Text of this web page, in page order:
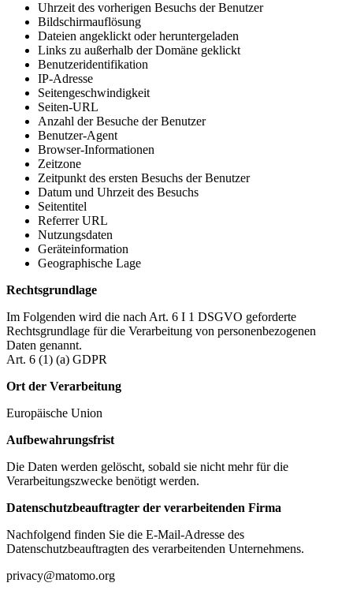
Uhrzeit des vorherigen Besuchs der Benutzer
Bildschirmauflösung
Dateien angeklickt oder heruntergeladen
Links zu außerhalb der Domäne geklickt
Benutzeridentifikation
IP-Adresse
Seitengeschwindigkeit
Seiten-URL
Anzahl der Besuche der Benutzer
Benutzer-Agent
Browser-Informationen
Zeitzone
Zeitpunkt des ersten Besuchs der Benutzer
Datum und Uhrzeit des Besuchs
Seitentitel
Referrer URL
Nutzungsdaten
Geräteinformation
Geographische Lage
Rechtsgrundlage
Im Folgenden wird die nach Art. 6 I 1 DSGVO geforderte
Rechtsgrundlage für die Verarbeitung von personenbezogenen
Daten genannt.
Art. 6 (1) (a) GDPR
Ort der Verarbeitung
Europäische Union
Aufbewahrungsfrist
Die Daten werden gelöscht, sobald sie nicht mehr für die
Verarbeitungszwecke benötigt werden.
Datenschutzbeauftragter der verarbeitenden Firma
Nachfolgend finden Sie die E-Mail-Adresse des
Datenschutzbeauftragten des verarbeitenden Unternehmens.
privacy@matomo.org